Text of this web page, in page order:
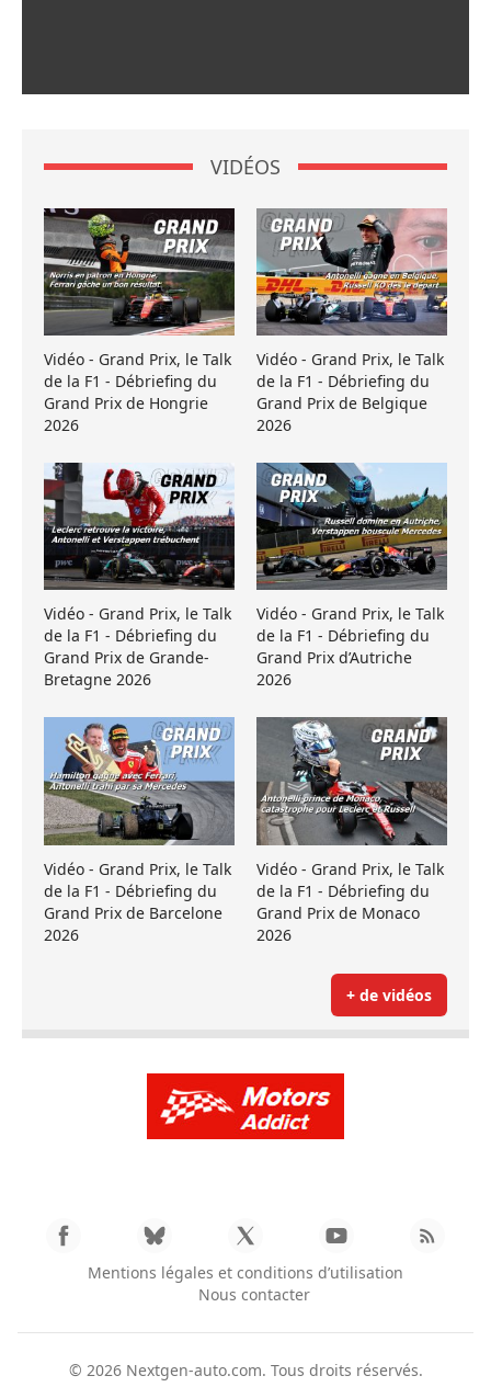
VIDÉOS
Vidéo - Grand Prix, le Talk
de la F1 - Débriefing du
Grand Prix de Hongrie
2026
Vidéo - Grand Prix, le Talk
de la F1 - Débriefing du
Grand Prix de Belgique
2026
Vidéo - Grand Prix, le Talk
de la F1 - Débriefing du
Grand Prix de Grande-
Bretagne 2026
Vidéo - Grand Prix, le Talk
de la F1 - Débriefing du
Grand Prix d’Autriche
2026
Vidéo - Grand Prix, le Talk
de la F1 - Débriefing du
Grand Prix de Barcelone
2026
Vidéo - Grand Prix, le Talk
de la F1 - Débriefing du
Grand Prix de Monaco
2026
+ de vidéos
Mentions légales et conditions d’utilisation
Nous contacter
© 2026 Nextgen-auto.com. Tous droits réservés.